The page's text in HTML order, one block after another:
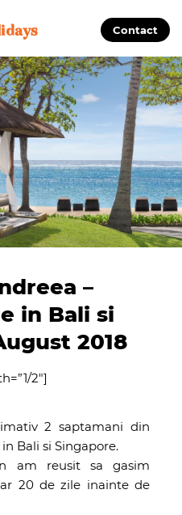
Contact
–
in Bali si
2018
2″]
2 saptamani din
Bali si Singapore.
am reusit sa gasim
20 de zile inainte de